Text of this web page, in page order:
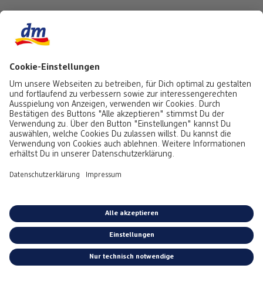
Die Menükarte bei der Taufe: Ein süßes Andenken für
die Gäste
Bei der Taufe oder dem ersten Geburtstag kommt die ganze
Familie zusammen. Deine Gäste freuen sich sicher, wenn sie ein
liebevoll gestaltetes Andenken an diesen besonderen Tag mit nach
Hause nehmen können. Eine Menükarte mit einem schönen Foto
von Deinem Baby und dem Menü des Taufessens ist ein schönes
Andenken an diesen Tag. Denke beim Fotografieren anlassbezogen
vom Motiv aus: Vielleicht eignet sich für die Menükarte ein süßes
Bild vom Baby neben einem Apfel oder einem anderen fotogenen
Lebensmittel?
Das erfährst Du auf unserem
Babyfoto-Spezial:
*Alle Preise inkl. MwSt. zzgl. Versandkosten bei Postversand gem.
Preisliste.
Kostenloser Versand in Deinen dm-Markt.